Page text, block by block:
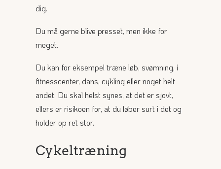
dig.
Du må gerne blive presset, men ikke for
meget.
Du kan for eksempel træne løb, svømning, i
fitnesscenter, dans, cykling eller noget helt
andet. Du skal helst synes, at det er sjovt,
ellers er risikoen for, at du løber surt i det og
holder op ret stor.
Cykeltræning